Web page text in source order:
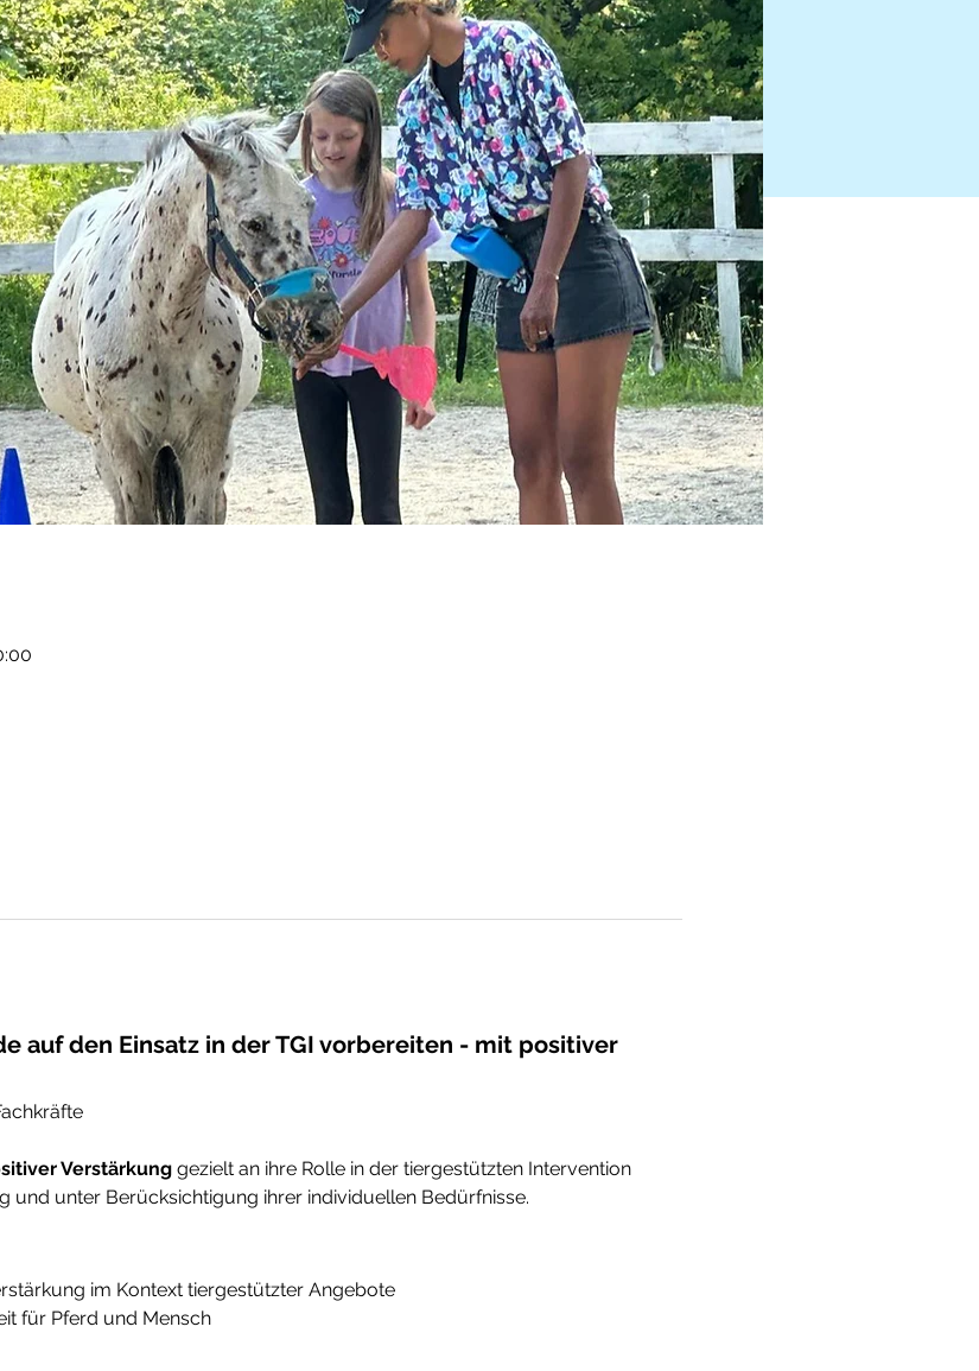
auf den Einsatz in der TGI vorbereiten - mit positiver
Verstärkung gezielt an ihre Rolle in der tiergestützten Intervention
und unter Berücksichtigung ihrer individuellen Bedürfnisse.
im Kontext tiergestützter Angebote
für Pferd und Mensch